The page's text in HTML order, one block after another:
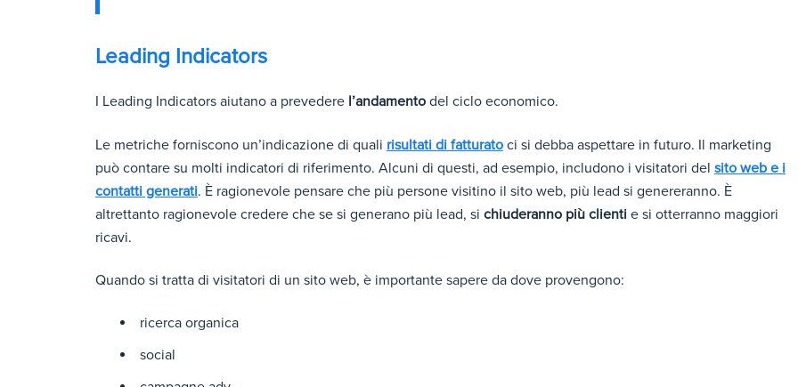
Leading Indicators
I Leading Indicators aiutano a prevedere l’andamento del ciclo economico.
Le metriche forniscono un’indicazione di quali risultati di fatturato ci si debba aspettare in futuro. Il marketing
può contare su molti indicatori di riferimento. Alcuni di questi, ad esempio, includono i visitatori del sito web e i
contatti generati. È ragionevole pensare che più persone visitino il sito web, più lead si genereranno. È
altrettanto ragionevole credere che se si generano più lead, si chiuderanno più clienti e si otterranno maggiori
ricavi.
Quando si tratta di visitatori di un sito web, è importante sapere da dove provengono:
ricerca organica
social